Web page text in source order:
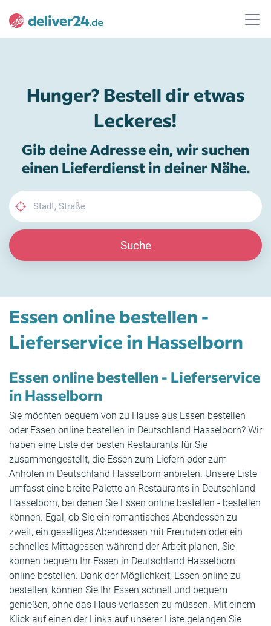
Hunger? Bestell dir etwas
Leckeres!
Gib deine Adresse ein, wir suchen
einen Lieferdienst in deiner Nähe.
Suche
Essen online bestellen -
Lieferservice in Hasselborn
Essen online bestellen - Lieferservice
in Hasselborn
Sie möchten bequem von zu Hause aus Essen bestellen
oder Essen online bestellen in Deutschland Hasselborn? Wir
haben eine Liste der besten Restaurants für Sie
zusammengestellt, die Essen zum Liefern oder zum
Anholen in Deutschland Hasselborn anbieten. Unsere Liste
umfasst eine breite Palette an Restaurants in Deutschland
Hasselborn, bei denen Sie Essen online bestellen - bestellen
können. Egal, ob Sie ein romantisches Abendessen zu
zweit, ein geselliges Abendessen mit Freunden oder ein
schnelles Mittagessen während der Arbeit planen, Sie
können bequem Ihr Essen in Deutschland Hasselborn
online bestellen. Dank der Möglichkeit, Essen online zu
bestellen, können Sie Ihr Essen schnell und bequem
genießen, ohne das Haus verlassen zu müssen. Mit einem
Klick auf einen der Links auf unserer Liste gelangen Sie